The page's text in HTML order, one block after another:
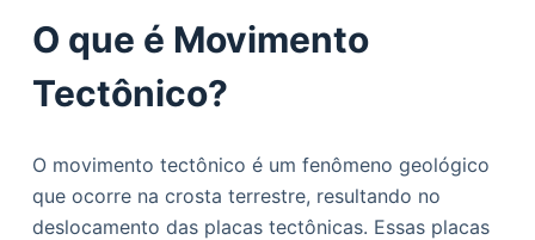
o
ú
d
o
O que é Movimento
Tectônico?
O movimento tectônico é um fenômeno geológico
que ocorre na crosta terrestre, resultando no
deslocamento das placas tectônicas. Essas placas